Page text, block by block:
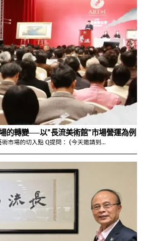
的轉變──以”長流美術館”市場營運為例
市場的切入點 Q提問： (今天邀請到…